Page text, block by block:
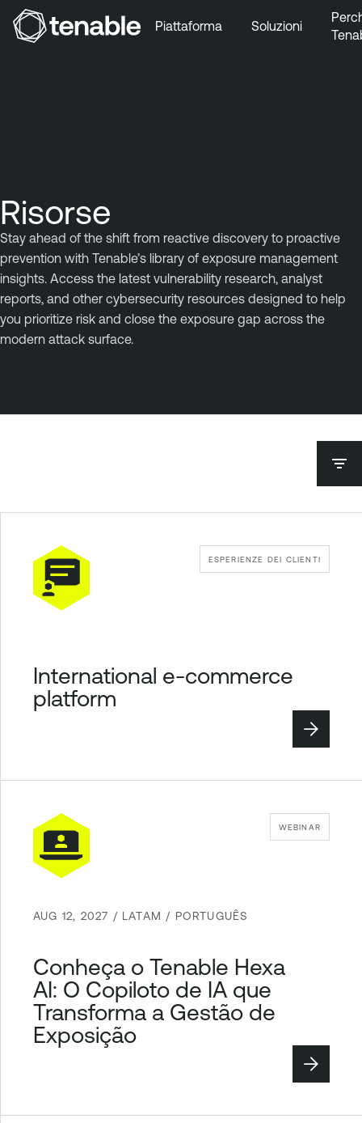
Piattaforma Soluzioni
Risorse
Stay ahead of the shift from reactive discovery to proactive
prevention with Tenable’s library of exposure management
insights. Access the latest vulnerability research, analyst
reports, and other cybersecurity resources designed to help
you prioritize risk and close the exposure gap across the
modern attack surface.
ESPERIENZE DEI CLIENTI
International e-commerce
platform
WEBINAR
AUG 12, 2027 / LATAM / PORTUGUÊS
Conheça o Tenable Hexa
AI: O Copiloto de IA que
Transforma a Gestão de
Exposição